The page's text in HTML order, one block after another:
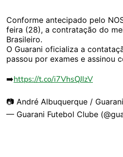
Conforme antecipado pelo
feira (28), a contratação do
Brasileiro.
O Guarani oficializa a
passou por exames e assinou
➡️https://t.co/i7VhsQJIzV
📷 André Albuquerque /
— Guarani Futebol Clube